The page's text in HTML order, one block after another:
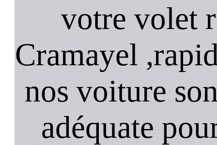
votre volet
Cramayel
nos voiture
adéquate